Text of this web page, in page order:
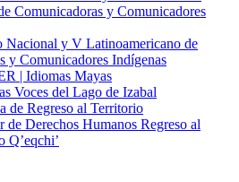
Comunicadoras y Comunicadores
y V Latinoamericano de
y Comunicadores Indígenas
| Idiomas Mayas
Voces del Lago de Izabal
de Regreso al Territorio
de Derechos Humanos Regreso al
Q’eqchi’